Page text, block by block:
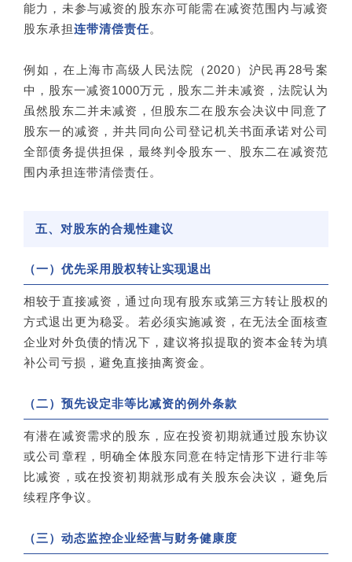
能力，未参与减资的股东亦可能需在减资范围内与减资
股东承担连带清偿责任。
例如，在上海市高级人民法院（2020）沪民再28号案
中，股东一减资1000万元，股东二并未减资，法院认为
虽然股东二并未减资，但股东二在股东会决议中同意了
股东一的减资，并共同向公司登记机关书面承诺对公司
全部债务提供担保，最终判令股东一、股东二在减资范
围内承担连带清偿责任。
五、对股东的合规性建议
（一）优先采用股权转让实现退出
相较于直接减资，通过向现有股东或第三方转让股权的
方式退出更为稳妥。若必须实施减资，在无法全面核查
企业对外负债的情况下，建议将拟提取的资本金转为填
补公司亏损，避免直接抽离资金。
（二）预先设定非等比减资的例外条款
有潜在减资需求的股东，应在投资初期就通过股东协议
或公司章程，明确全体股东同意在特定情形下进行非等
比减资，或在投资初期就形成有关股东会决议，避免后
续程序争议。
（三）动态监控企业经营与财务健康度